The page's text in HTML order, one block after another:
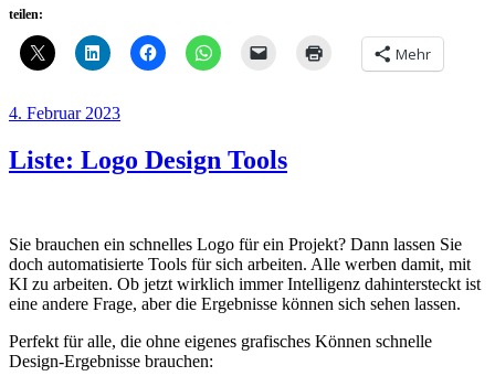
teilen:
Mehr
Veröffentlicht
4. Februar 2023
Liste: Logo Design Tools
Sie brauchen ein schnelles Logo für ein Projekt? Dann lassen Sie
doch automatisierte Tools für sich arbeiten. Alle werben damit, mit
KI zu arbeiten. Ob jetzt wirklich immer Intelligenz dahintersteckt ist
eine andere Frage, aber die Ergebnisse können sich sehen lassen.
Perfekt für alle, die ohne eigenes grafisches Können schnelle
Design-Ergebnisse brauchen: